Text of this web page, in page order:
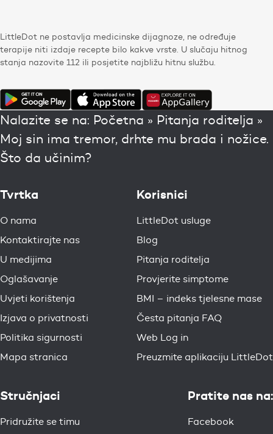
LittleDot ne postavlja medicinske dijagnoze, ne određuje
terapije niti izdaje recepte bilo kakve vrste. U slučaju hitnog
stanja nazovite 112 ili posjetite najbližu hitnu službu.
Nalazite se na: Početna » Pitanja roditelja »
Moj sin ima tremor, drhte mu brada i nožice.
Što da učinim?
Tvrtka
O nama
Kontaktirajte nas
U medijima
Oglašavanje
Uvjeti korištenja
Izjava o privatnosti
Politika sigurnosti
Mapa stranica
Korisnici
LittleDot usluge
Blog
Pitanja roditelja
Provjerite simptome
BMI – indeks tjelesne mase
Česta pitanja FAQ
Web Log in
Preuzmite aplikaciju LittleDot
Stručnjaci
Pridružite se timu
Pratite nas na:
Facebook